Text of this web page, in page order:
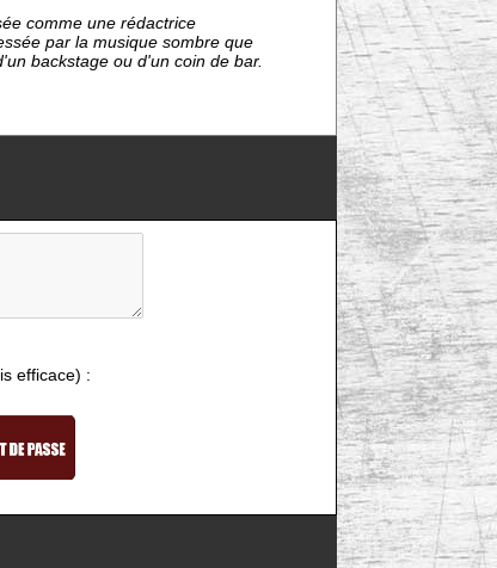
comme une rédactrice
par la musique sombre que
backstage ou d'un coin de bar.
efficace) :